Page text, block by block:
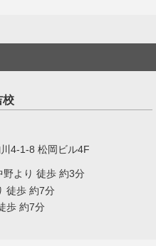
校
4-1-8 松岡ビル4F
野より 徒歩 約3分
徒歩 約7分
歩 約7分